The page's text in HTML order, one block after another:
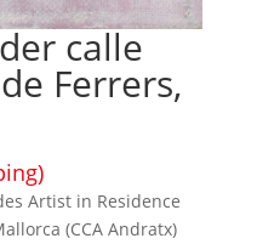
calle
Ferrers,
Artist in Residence
(CCA Andratx)